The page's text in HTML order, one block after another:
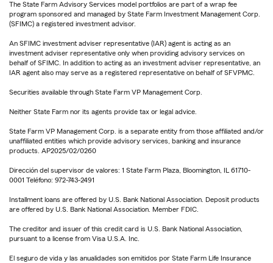
The State Farm Advisory Services model portfolios are part of a wrap fee
program sponsored and managed by State Farm Investment Management Corp.
(SFIMC) a registered investment advisor.
An SFIMC investment adviser representative (IAR) agent is acting as an
investment adviser representative only when providing advisory services on
behalf of SFIMC. In addition to acting as an investment adviser representative, an
IAR agent also may serve as a registered representative on behalf of SFVPMC.
Securities available through State Farm VP Management Corp.
Neither State Farm nor its agents provide tax or legal advice.
State Farm VP Management Corp. is a separate entity from those affiliated and/or
unaffiliated entities which provide advisory services, banking and insurance
products. AP2025/02/0260
Dirección del supervisor de valores: 1 State Farm Plaza, Bloomington, IL 61710-
0001 Teléfono: 972-743-2491
Installment loans are offered by U.S. Bank National Association. Deposit products
are offered by U.S. Bank National Association. Member FDIC.
The creditor and issuer of this credit card is U.S. Bank National Association,
pursuant to a license from Visa U.S.A. Inc.
El seguro de vida y las anualidades son emitidos por State Farm Life Insurance